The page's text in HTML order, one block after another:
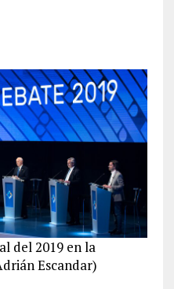
del 2019 en la
Escandar)